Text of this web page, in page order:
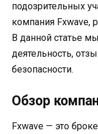
подозрительных
компания Fxwave,
В данной статье
деятельность,
безопасности.
Обзор
Fxwave — это